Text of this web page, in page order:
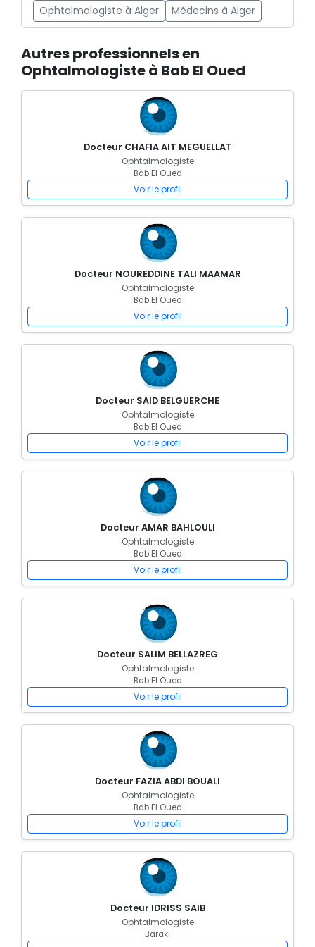
Ophtalmologiste à Alger Médecins à Alger
Autres professionnels en
Ophtalmologiste à Bab El Oued
Docteur CHAFIA AIT MEGUELLAT
Ophtalmologiste
Bab El Oued
Voir le profil
Docteur NOUREDDINE TALI MAAMAR
Ophtalmologiste
Bab El Oued
Voir le profil
Docteur SAID BELGUERCHE
Ophtalmologiste
Bab El Oued
Voir le profil
Docteur AMAR BAHLOULI
Ophtalmologiste
Bab El Oued
Voir le profil
Docteur SALIM BELLAZREG
Ophtalmologiste
Bab El Oued
Voir le profil
Docteur FAZIA ABDI BOUALI
Ophtalmologiste
Bab El Oued
Voir le profil
Docteur IDRISS SAIB
Ophtalmologiste
Baraki